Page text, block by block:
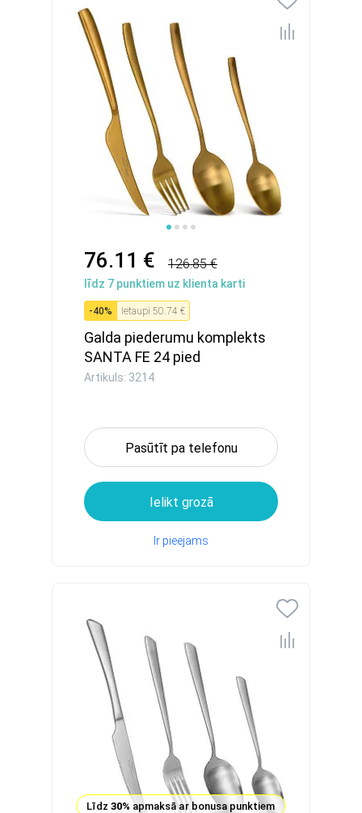
76.11 € 126.85 €
līdz 7 punktiem uz klienta karti
-40% Ietaupi 50.74 €
Galda piederumu komplekts
SANTA FE 24 pied
Artikuls: 3214
Pasūtīt pa telefonu
Ielikt grozā
Ir pieejams
Līdz 30% apmaksā ar bonusa punktiem